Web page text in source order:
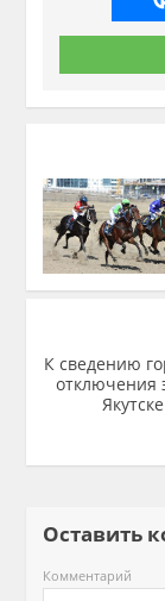
К сведению
отключения
Оставить
Комментарий